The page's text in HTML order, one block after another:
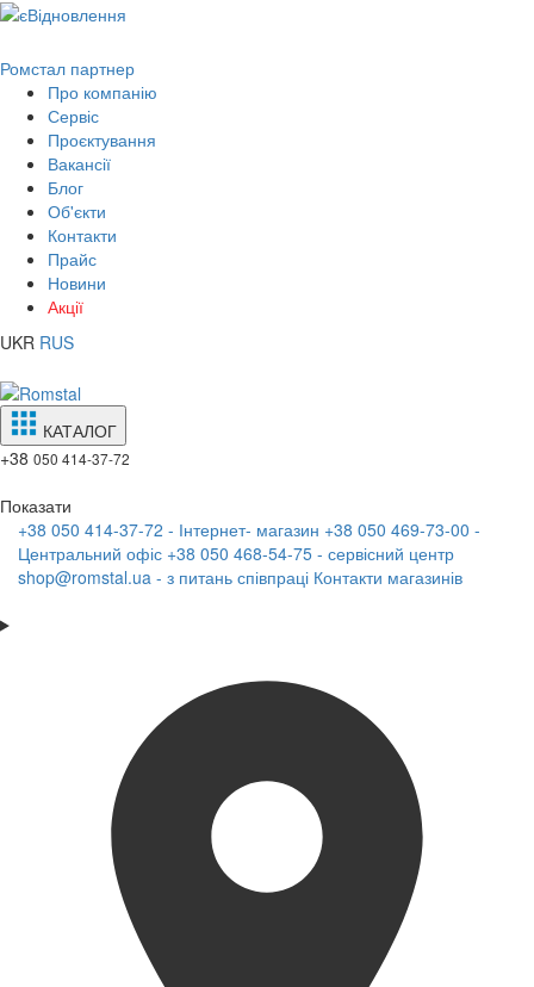
Ромстал партнер
Про компанію
Сервіс
Проєктування
Вакансії
Блог
Об'єкти
Контакти
Прайс
Новини
Акції
UKR RUS
КАТАЛОГ
+38 050 414-37-72
Показати
+38 050 414-37-72 - Інтернет- магазин +38 050 469-73-00 -
Центральний офіс +38 050 468-54-75 - сервісний центр
shop@romstal.ua - з питань співпраці Контакти магазинів